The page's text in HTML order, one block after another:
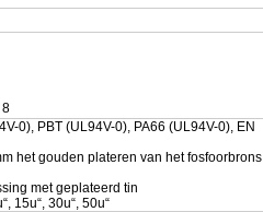
8
0), PBT (UL94V-0), PA66 (UL94V-0), EN
het gouden plateren van het fosfoorbrons
met geplateerd tin
15u“, 30u“, 50u“